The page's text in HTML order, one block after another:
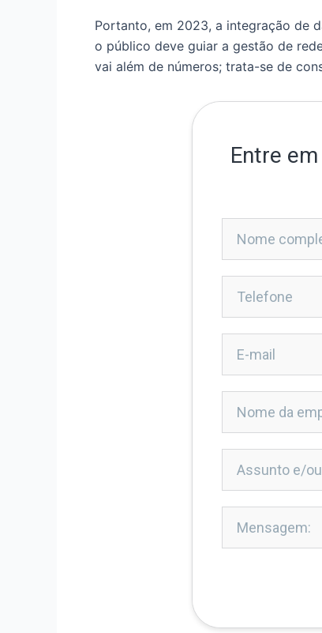
Portanto, em 2023, a integração de
o público deve guiar a gestão de
vai além de números; trata-se de